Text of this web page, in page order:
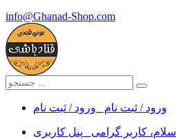
info@Ghanad-Shop.com
ورود / ثبت نام ورود / ثبت نام
سلام، کاربر گرامی
پنل کاربری